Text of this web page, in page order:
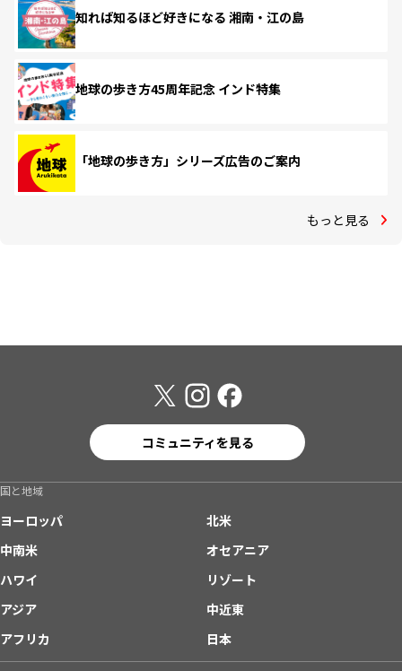
知れば知るほど好きになる 湘南・江の島
地球の歩き方45周年記念 インド特集
「地球の歩き方」シリーズ広告のご案内
もっと見る
コミュニティを見る
国と地域
ヨーロッパ
北米
中南米
オセアニア
ハワイ
リゾート
アジア
中近東
アフリカ
日本